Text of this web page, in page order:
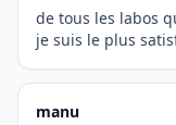
de tous les labos
je suis le plus
manu